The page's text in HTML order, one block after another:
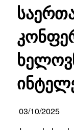
03/10/2025